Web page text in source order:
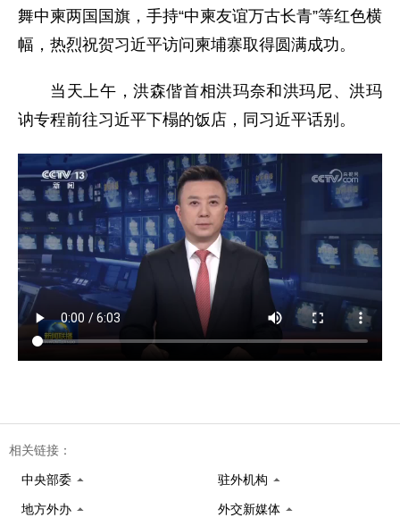
舞中柬两国国旗，手持“中柬友谊万古长青”等红色横
幅，热烈祝贺习近平访问柬埔寨取得圆满成功。
当天上午，洪森偕首相洪玛奈和洪玛尼、洪玛
讷专程前往习近平下榻的饭店，同习近平话别。
相关链接：
中央部委 驻外机构
地方外办 外交新媒体